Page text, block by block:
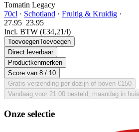
Tomatin Legacy
70cl · Schotland · Fruitig & Kruidig ·
27.95 23.95
Incl. BTW (€34,21/l)
ToevoegenToevoegen
Direct leverbaar
Productkenmerken
Score van 8 / 10
Gratis verzending per dozijn of boven €150
Vandaag voor 21:00 besteld, maandag in huis
Onze selectie